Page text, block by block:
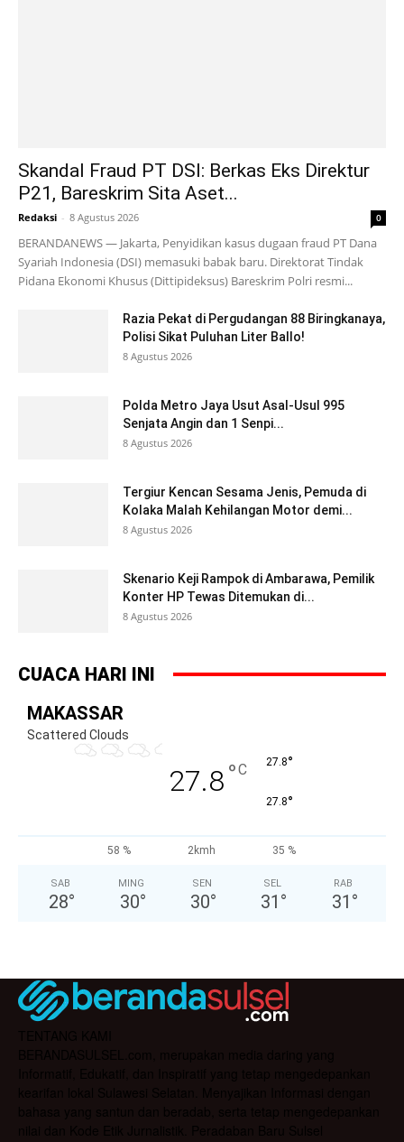
Skandal Fraud PT DSI: Berkas Eks Direktur
P21, Bareskrim Sita Aset...
Redaksi - 8 Agustus 2026 0
BERANDANEWS — Jakarta, Penyidikan kasus dugaan fraud PT Dana
Syariah Indonesia (DSI) memasuki babak baru. Direktorat Tindak
Pidana Ekonomi Khusus (Dittipideksus) Bareskrim Polri resmi...
Razia Pekat di Pergudangan 88 Biringkanaya,
Polisi Sikat Puluhan Liter Ballo!
8 Agustus 2026
Polda Metro Jaya Usut Asal-Usul 995
Senjata Angin dan 1 Senpi...
8 Agustus 2026
Tergiur Kencan Sesama Jenis, Pemuda di
Kolaka Malah Kehilangan Motor demi...
8 Agustus 2026
Skenario Keji Rampok di Ambarawa, Pemilik
Konter HP Tewas Ditemukan di...
8 Agustus 2026
CUACA HARI INI
MAKASSAR
Scattered Clouds
27.8°C 27.8°
27.8°
58 % 2kmh 35 %
SAB
28°
MING
30°
SEN
30°
SEL
31 °
RAB
31 °